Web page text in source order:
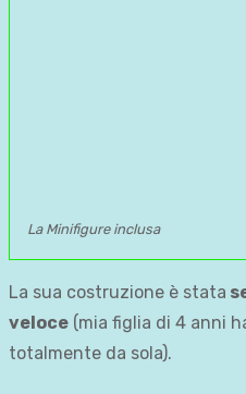
La Minifigure inclusa
La sua costruzione è stata
veloce (mia figlia di 4 anni
totalmente da sola).